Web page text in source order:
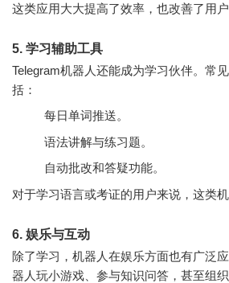
这类应用大大提高了效率，也改善了用户
5. 学习辅助工具
Telegram机器人还能成为学习伙伴。常
括：
每日单词推送。
语法讲解与练习题。
自动批改和答疑功能。
对于学习语言或考证的用户来说，这类机
6. 娱乐与互动
除了学习，机器人在娱乐方面也有广泛
器人玩小游戏、参与知识问答，甚至组